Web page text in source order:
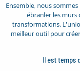
Ensemble, nous
ébranler les murs
transformations.
meilleur outil pour
Il est temps